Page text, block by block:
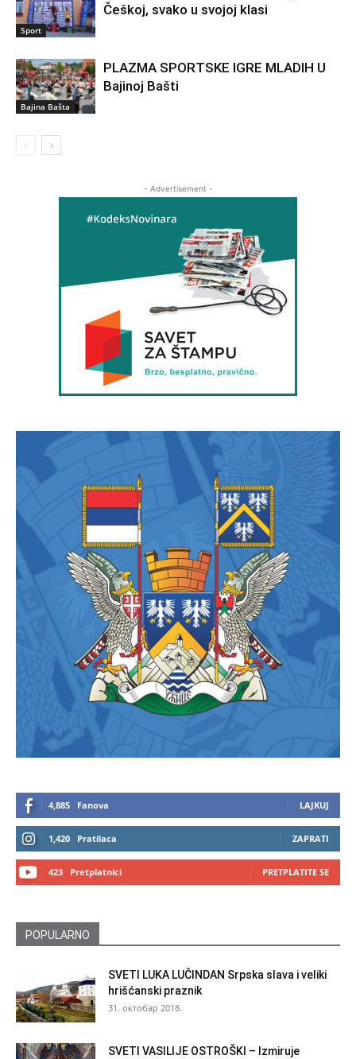
Sport
Češkoj, svako u svojoj klasi
Bajina Bašta
PLAZMA SPORTSKE IGRE MLADIH U
Bajinoj Bašti
- Advertisement -
4,885 Fanova LAJKUJ
1,420 Pratilaca ZAPRATI
423 Pretplatnici PRETPLATITE SE
POPULARNO
SVETI LUKA LUČINDAN Srpska slava i veliki
hrišćanski praznik
31. октобар 2018.
SVETI VASILIJE OSTROŠKI – Izmiruje